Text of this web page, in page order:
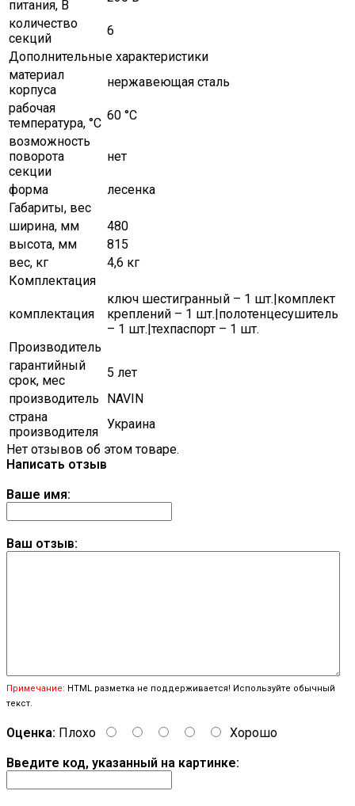
питания, В
количество
секций
6
Дополнительные характеристики
материал
корпуса
нержавеющая сталь
рабочая
температура, °C
60 °С
возможность
поворота
секции
нет
форма
лесенка
Габариты, вес
ширина, мм
480
высота, мм
815
вес, кг
4,6 кг
Комплектация
комплектация
ключ шестигранный – 1 шт.|комплект
креплений – 1 шт.|полотенцесушитель
– 1 шт.|техпаспорт – 1 шт.
Производитель
гарантийный
срок, мес
5 лет
производитель
NAVIN
страна
производителя
Украина
Нет отзывов об этом товаре.
Написать отзыв
Ваше имя:
Ваш отзыв:
Примечание: HTML разметка не поддерживается! Используйте обычный
текст.
Оценка: Плохо
Хорошо
Введите код, указанный на картинке: